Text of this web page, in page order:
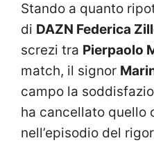
Stando a quanto
di DAZN Federica
screzi tra Pierpaolo
match, il signor
campo la
ha cancellato quello
nell’episodio del